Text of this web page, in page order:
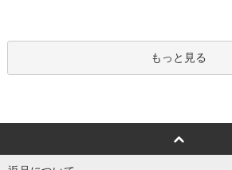
もっと見る